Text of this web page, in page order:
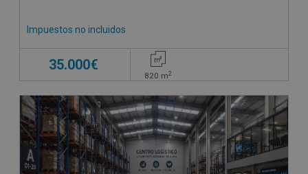
Impuestos no incluidos
35.000€
820 m2